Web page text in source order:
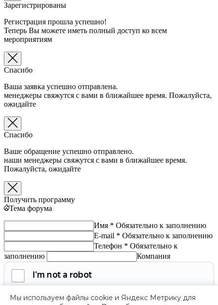
Мы используем файлы cookie и Яндекс Метрику для
Зарегистрированы
Регистрация прошла успешно!
Теперь Вы можете иметь полный доступ ко всем
мероприятиям
Спасибо
Ваша заявка успешно отправлена.
менеджеры свяжутся с вами в ближайшее время. Пожалуйста,
ожидайте
Спасибо
Ваше обращение успешно отправлено.
наши менеджеры свяжутся с вами в ближайшее время.
Пожалуйста, ожидайте
Получить программу
Тема форума
Имя * Обязательно к заполнению
E-mail * Обязательно к заполнению
Телефон * Обязательно к
заполнению
Компания